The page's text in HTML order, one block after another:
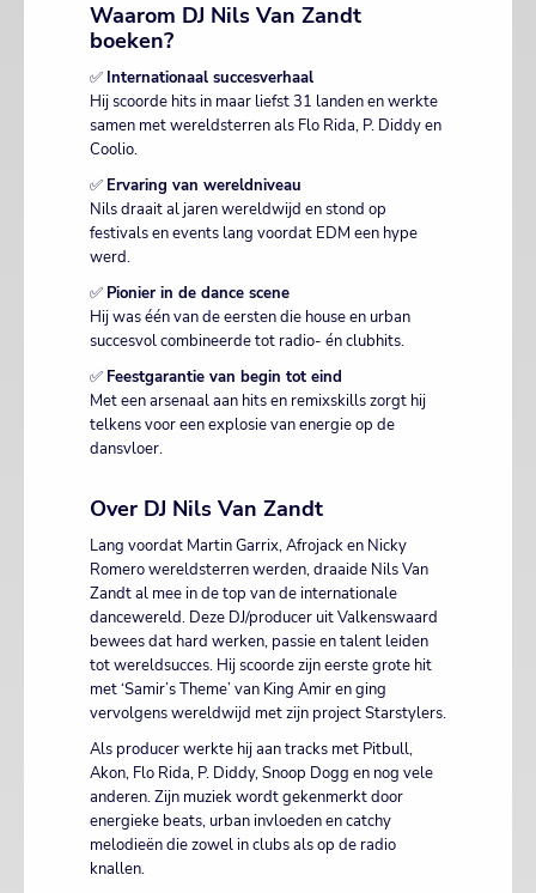
Waarom DJ Nils Van Zandt
boeken?
✅ Internationaal succesverhaal
Hij scoorde hits in maar liefst 31 landen en werkte
samen met wereldsterren als Flo Rida, P. Diddy en
Coolio.
✅ Ervaring van wereldniveau
Nils draait al jaren wereldwijd en stond op
festivals en events lang voordat EDM een hype
werd.
✅ Pionier in de dance scene
Hij was één van de eersten die house en urban
succesvol combineerde tot radio- én clubhits.
✅ Feestgarantie van begin tot eind
Met een arsenaal aan hits en remixskills zorgt hij
telkens voor een explosie van energie op de
dansvloer.
Over DJ Nils Van Zandt
Lang voordat Martin Garrix, Afrojack en Nicky
Romero wereldsterren werden, draaide Nils Van
Zandt al mee in de top van de internationale
dancewereld. Deze DJ/producer uit Valkenswaard
bewees dat hard werken, passie en talent leiden
tot wereldsucces. Hij scoorde zijn eerste grote hit
met ‘Samir’s Theme’ van King Amir en ging
vervolgens wereldwijd met zijn project Starstylers.
Als producer werkte hij aan tracks met Pitbull,
Akon, Flo Rida, P. Diddy, Snoop Dogg en nog vele
anderen. Zijn muziek wordt gekenmerkt door
energieke beats, urban invloeden en catchy
melodieën die zowel in clubs als op de radio
knallen.